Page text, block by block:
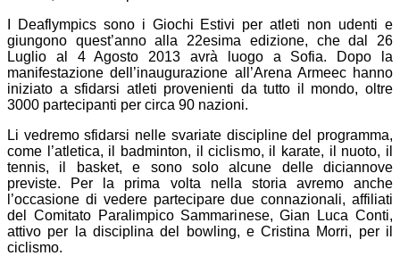
I Deaflympics sono i Giochi Estivi per atleti non udenti e
giungono quest’anno alla 22esima edizione, che dal 26
Luglio al 4 Agosto 2013 avrà luogo a Sofia. Dopo la
manifestazione dell’inaugurazione all’Arena Armeec hanno
iniziato a sfidarsi atleti provenienti da tutto il mondo, oltre
3000 partecipanti per circa 90 nazioni.
Li vedremo sfidarsi nelle svariate discipline del programma,
come l’atletica, il badminton, il ciclismo, il karate, il nuoto, il
tennis, il basket, e sono solo alcune delle diciannove
previste. Per la prima volta nella storia avremo anche
l’occasione di vedere partecipare due connazionali, affiliati
del Comitato Paralimpico Sammarinese, Gian Luca Conti,
attivo per la disciplina del bowling, e Cristina Morri, per il
ciclismo.